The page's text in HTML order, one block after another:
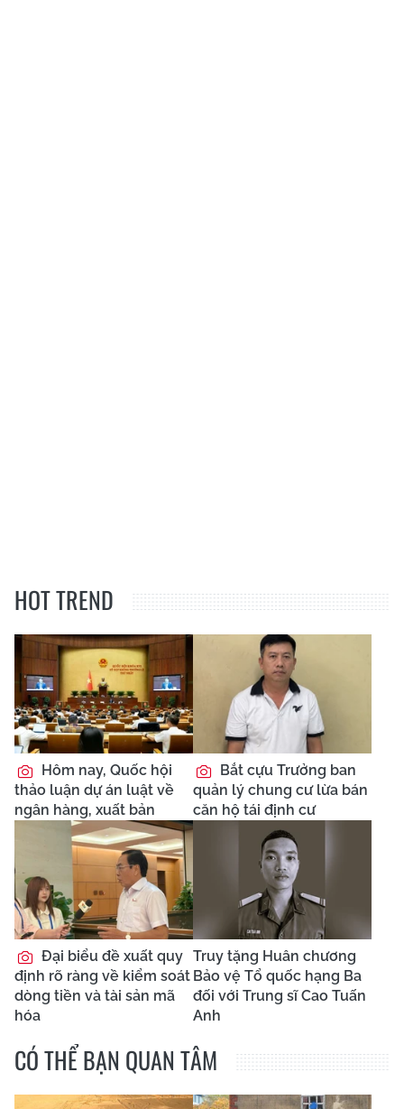
HOT TREND
Hôm nay, Quốc hội
thảo luận dự án luật về
ngân hàng, xuất bản
Bắt cựu Trưởng ban
quản lý chung cư lừa bán
căn hộ tái định cư
Đại biểu đề xuất quy
định rõ ràng về kiểm soát
dòng tiền và tài sản mã
hóa
Truy tặng Huân chương
Bảo vệ Tổ quốc hạng Ba
đối với Trung sĩ Cao Tuấn
Anh
CÓ THỂ BẠN QUAN TÂM